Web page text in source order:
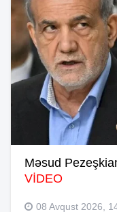
Məsud
VİDEO
08 Avqust 2026,